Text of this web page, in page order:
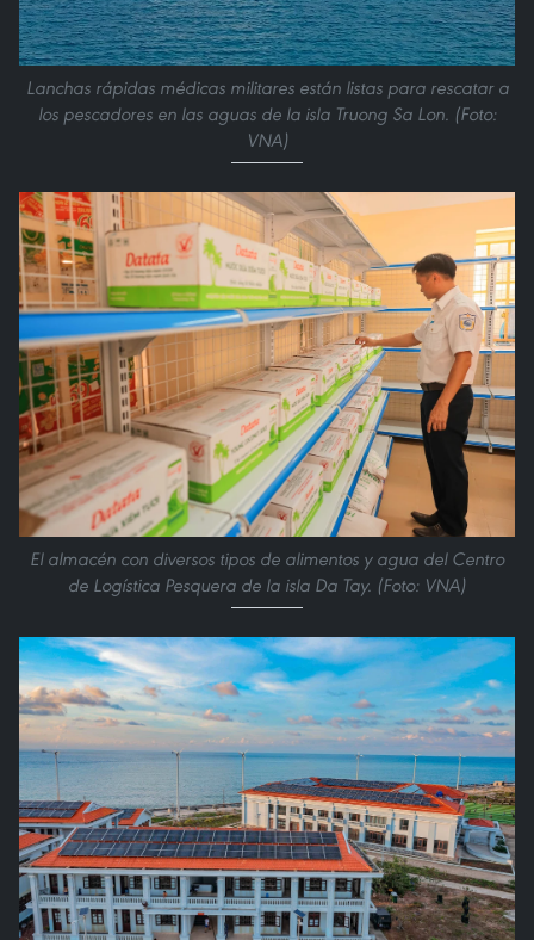
Lanchas rápidas médicas militares están listas para rescatar a
los pescadores en las aguas de la isla Truong Sa Lon. (Foto:
VNA)
El almacén con diversos tipos de alimentos y agua del Centro
de Logística Pesquera de la isla Da Tay. (Foto: VNA)